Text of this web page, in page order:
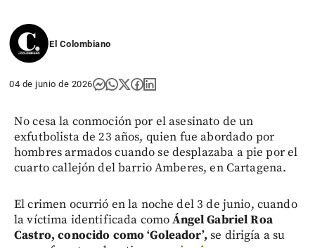
El Colombiano
04 de junio de 2026
No cesa la conmoción por el asesinato de un
exfutbolista de 23 años, quien fue abordado por
hombres armados cuando se desplazaba a pie por el
cuarto callejón del barrio Amberes, en Cartagena.
El crimen ocurrió en la noche del 3 de junio, cuando
la víctima identificada comoÁngel Gabriel Roa
Castro, conocido como ‘Goleador’,se dirigía a su